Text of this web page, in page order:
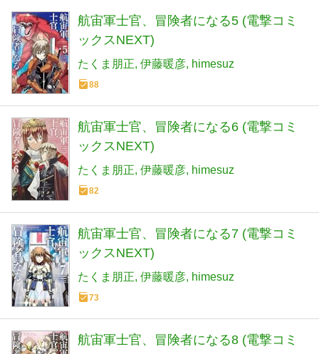
航宙軍士官、冒険者になる5 (電撃コミ
ックスNEXT)
たくま朋正 伊藤暖彦 himesuz
88
航宙軍士官、冒険者になる6 (電撃コミ
ックスNEXT)
たくま朋正 伊藤暖彦 himesuz
82
航宙軍士官、冒険者になる7 (電撃コミ
ックスNEXT)
たくま朋正 伊藤暖彦 himesuz
73
航宙軍士官、冒険者になる8 (電撃コミ